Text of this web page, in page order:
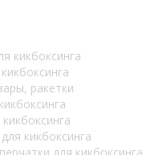
кикбоксинга
ракетки
кикбоксинга
для кикбоксинга